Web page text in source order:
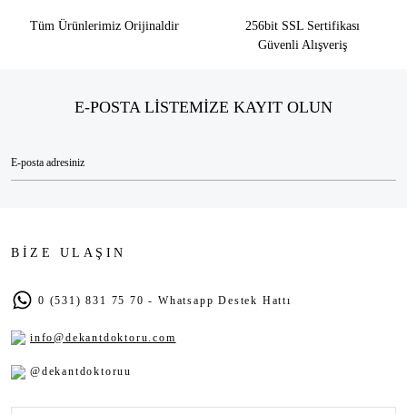
Tüm Ürünlerimiz Orijinaldir
256bit SSL Sertifikası
Güvenli Alışveriş
E-POSTA LİSTEMİZE KAYIT OLUN
BİZE ULAŞIN
0 (531) 831 75 70 - Whatsapp Destek Hattı
info@dekantdoktoru.com
@dekantdoktoruu